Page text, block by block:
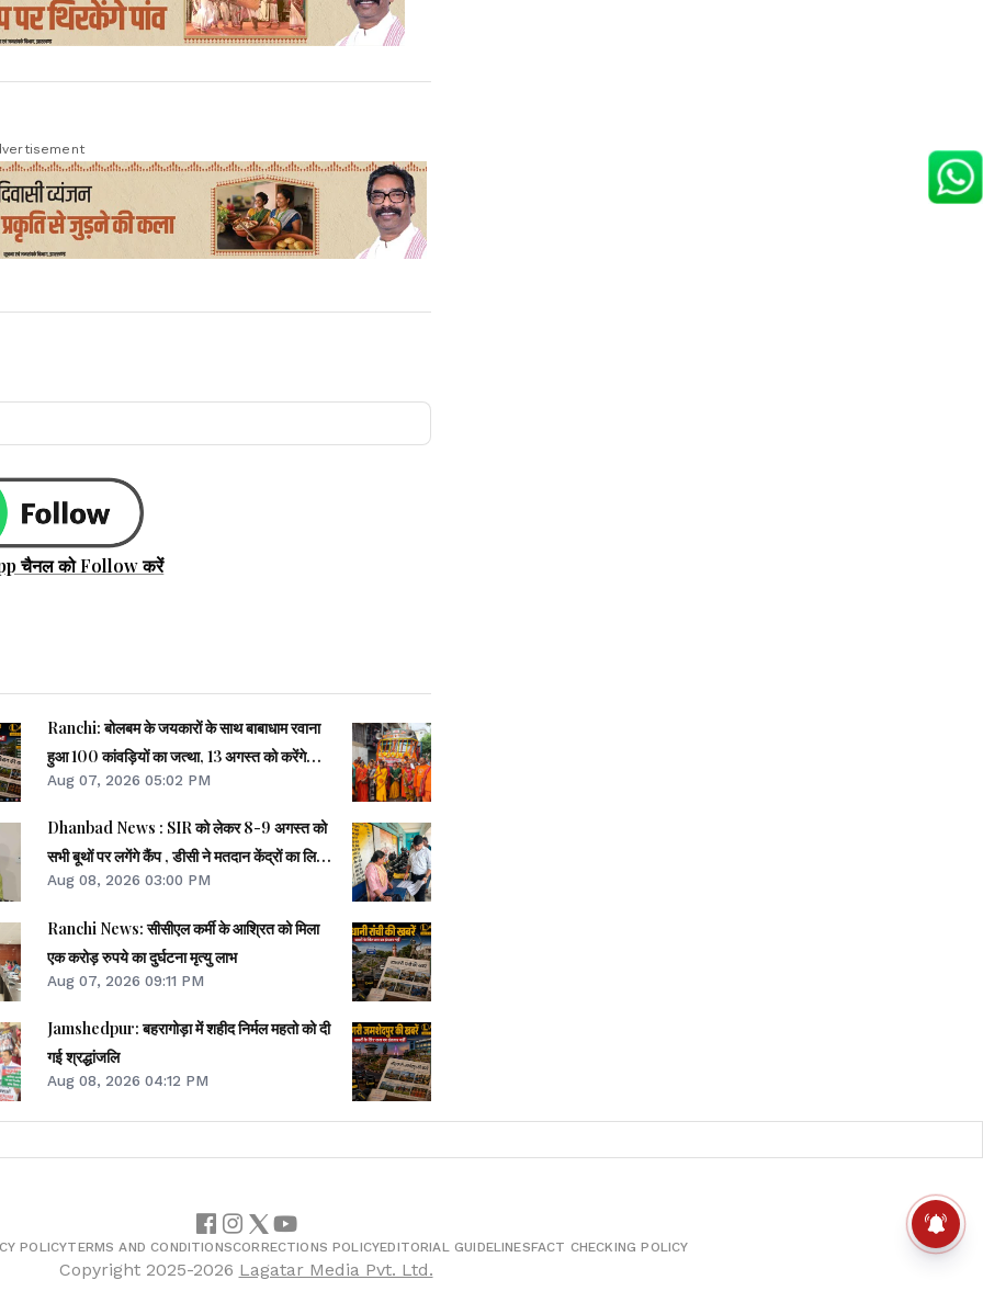
चैनल को Follow करें
Ranchi: बोलबम के जयकारों के साथ बाबाधाम रवाना
हुआ 100 कांवड़ियों का जत्था, 13 अगस्त को करेंगे
जलाभिषेक
Aug 07, 2026 05:02 PM
Dhanbad News : SIR को लेकर 8-9 अगस्त को
सभी बूथों पर लगेंगे कैंप , डीसी ने मतदान केंद्रों का लिया
जायजा
Aug 08, 2026 03:00 PM
Ranchi News: सीसीएल कर्मी के आश्रित को मिला
एक करोड़ रुपये का दुर्घटना मृत्यु लाभ
Aug 07, 2026 09:11 PM
Jamshedpur: बहरागोड़ा में शहीद निर्मल महतो को दी
गई श्रद्धांजलि
Aug 08, 2026 04:12 PM
POLICYTERMS AND CONDITIONSCORRECTIONS POLICYEDITORIAL GUIDELINESFACT CHECKING POLICY
Copyright 2025-2026 Lagatar Media Pvt. Ltd.